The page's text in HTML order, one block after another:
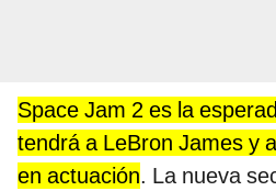
Space Jam 2 es la
tendrá a LeBron James y
en actuación. La nueva